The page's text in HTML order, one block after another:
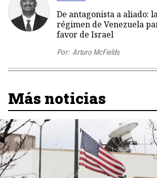
De antagonista a aliado:
régimen de Venezuela
favor de Israel
Por: Arturo McFields
Más noticias